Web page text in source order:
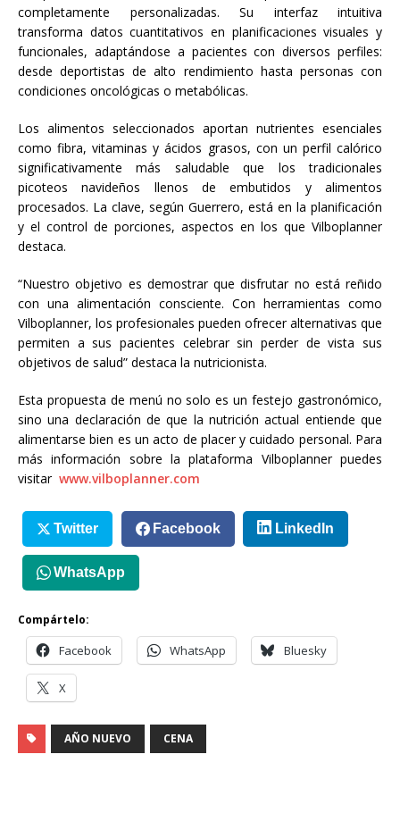
completamente personalizadas. Su interfaz intuitiva
transforma datos cuantitativos en planificaciones visuales y
funcionales, adaptándose a pacientes con diversos perfiles:
desde deportistas de alto rendimiento hasta personas con
condiciones oncológicas o metabólicas.
Los alimentos seleccionados aportan nutrientes esenciales
como fibra, vitaminas y ácidos grasos, con un perfil calórico
significativamente más saludable que los tradicionales
picoteos navideños llenos de embutidos y alimentos
procesados. La clave, según Guerrero, está en la planificación
y el control de porciones, aspectos en los que Vilboplanner
destaca.
“Nuestro objetivo es demostrar que disfrutar no está reñido
con una alimentación consciente. Con herramientas como
Vilboplanner, los profesionales pueden ofrecer alternativas que
permiten a sus pacientes celebrar sin perder de vista sus
objetivos de salud” destaca la nutricionista.
Esta propuesta de menú no solo es un festejo gastronómico,
sino una declaración de que la nutrición actual entiende que
alimentarse bien es un acto de placer y cuidado personal. Para
más información sobre la plataforma Vilboplanner puedes
visitar www.vilboplanner.com
Twitter Facebook LinkedIn
WhatsApp
Compártelo:
Facebook WhatsApp Bluesky
X
AÑO NUEVO CENA